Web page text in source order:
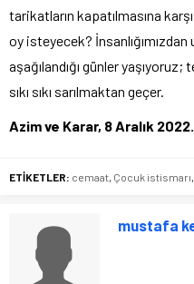
tarikatların kapatılmasına
oy isteyecek? İnsanlığımızdan
aşağılandığı günler
sıkı sıkı sarılmaktan geçer.
Azim ve Karar, 8 Aralık 2022.
ETİKETLER: cemaat, Çocuk istismarı,
mustafa